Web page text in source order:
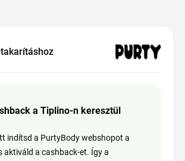
a Tiplino-n keresztül
indítsd a PurtyBody webshopot a
aktiváld a cashback-et. Így a